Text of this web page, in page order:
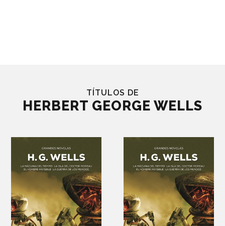
TÍTULOS DE
HERBERT GEORGE WELLS